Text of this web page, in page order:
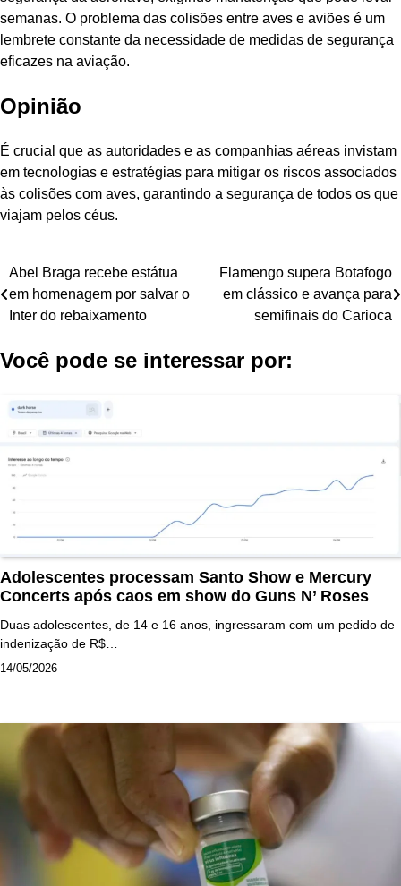
semanas. O problema das colisões entre aves e aviões é um
lembrete constante da necessidade de medidas de segurança
eficazes na aviação.
Opinião
É crucial que as autoridades e as companhias aéreas invistam
em tecnologias e estratégias para mitigar os riscos associados
às colisões com aves, garantindo a segurança de todos os que
viajam pelos céus.
Navegação
de
Abel Braga recebe estátua
em homenagem por salvar o
Inter do rebaixamento
Flamengo supera Botafogo
em clássico e avança para
semifinais do Carioca
Você pode se interessar por:
Adolescentes processam Santo Show e Mercury
Concerts após caos em show do Guns N’ Roses
Duas adolescentes, de 14 e 16 anos, ingressaram com um pedido de
indenização de R$…
14/05/2026